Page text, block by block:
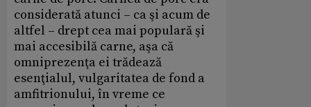
considerată atunci – ca şi acum de
altfel – drept cea mai populară şi
mai accesibilă carne, aşa că
omniprezenţa ei trădează
esenţialul, vulgaritatea de fond a
amfitrionului, în vreme ce